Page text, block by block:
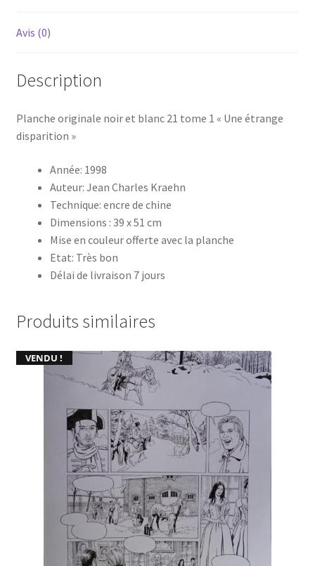
mise
Avis (0)
Description
Planche originale noir et blanc 21 tome 1 « Une étrange
disparition »
Année: 1998
Auteur: Jean Charles Kraehn
Technique: encre de chine
Dimensions : 39 x 51 cm
Mise en couleur offerte avec la planche
Etat: Très bon
Délai de livraison 7 jours
Produits similaires
VENDU !